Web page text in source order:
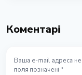
Коментарі
Ваша e-mail адреса
поля позначені *